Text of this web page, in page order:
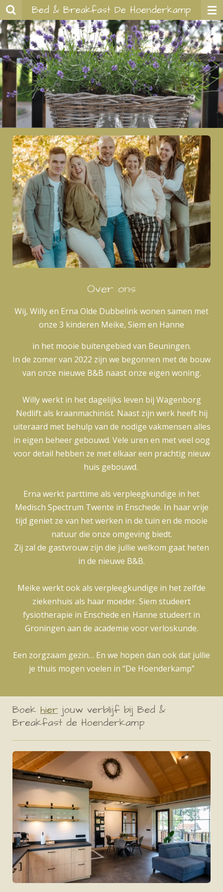
Ga
direct
naar
de
hoofdinhoud
Bed & Breakfast De Hoenderkamp
Over ons
Wij, Willy en Erna Olde Dubbelink wonen samen met
onze 3 kinderen Meike, Siem en Hanne
in het mooie buitengebied van Beuningen.
In de zomer van 2022 zijn we begonnen met de bouw
van onze nieuwe B&B naast onze eigen woning.
Willy werkt in het dagelijks leven bij Wagenborg
Nedlift als kraanmachinist. Naast zijn werk heeft hij
uiteraard met behulp van de nodige vakmensen alles
in eigen beheer gebouwd. Vele uren en met veel oog
voor detail hebben ze met elkaar een prachtig nieuw
huis gebouwd.
Erna werkt parttime als verpleegkundige in het
Medisch Spectrum Twente in Enschede. In haar vrije
tijd geniet ze van het werken in de tuin en de mooie
natuur die onze omgeving biedt.
Zij zal de gastvrouw zijn die jullie welkom gaat heten
in de nieuwe B&B.
Meike werkt ook als verpleegkundige in het zelfde
ziekenhuis als haar moeder. Siem studeert
fysiotherapie in Enschede en Hanne studeert in
Groningen aan de academie voor verloskunde.
Een zorgzaam gezin… En we hopen dan ook dat jullie
je thuis mogen voelen in “De Hoenderkamp”
Boek hier jouw verblijf bij Bed &
Breakfast de Hoenderkamp